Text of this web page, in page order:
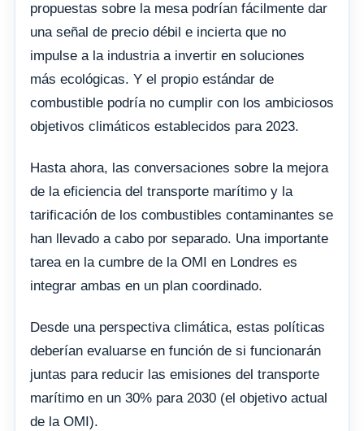
propuestas sobre la mesa podrían fácilmente dar
una señal de precio débil e incierta que no
impulse a la industria a invertir en soluciones
más ecológicas. Y el propio estándar de
combustible podría no cumplir con los ambiciosos
objetivos climáticos establecidos para 2023.
Hasta ahora, las conversaciones sobre la mejora
de la eficiencia del transporte marítimo y la
tarificación de los combustibles contaminantes se
han llevado a cabo por separado. Una importante
tarea en la cumbre de la OMI en Londres es
integrar ambas en un plan coordinado.
Desde una perspectiva climática, estas políticas
deberían evaluarse en función de si funcionarán
juntas para reducir las emisiones del transporte
marítimo en un 30% para 2030 (el objetivo actual
de la OMI).